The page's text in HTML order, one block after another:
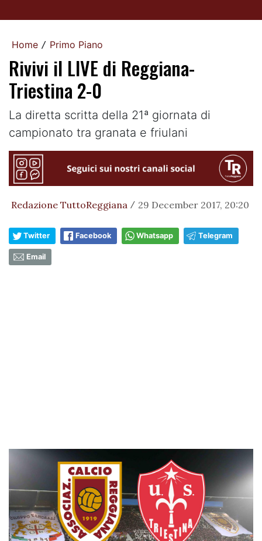
Home / Primo Piano
Rivivi il LIVE di Reggiana-
Triestina 2-0
La diretta scritta della 21ª giornata di
campionato tra granata e friulani
Redazione TuttoReggiana / 29 December 2017, 20:20
Twitter Facebook Whatsapp Telegram
Email